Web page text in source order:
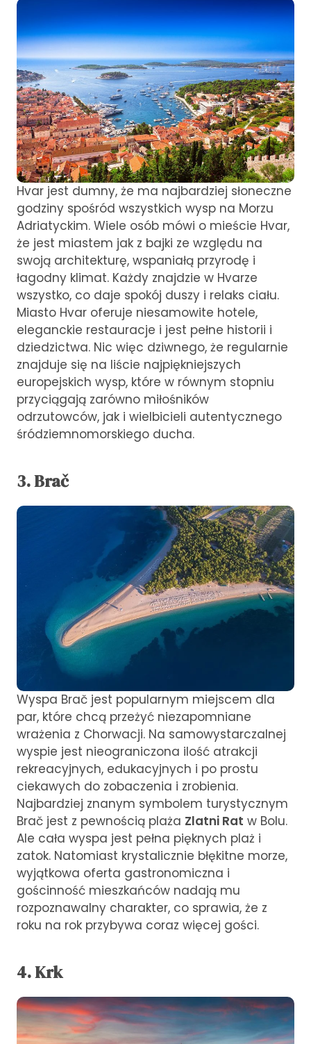
Hvar jest dumny, że ma najbardziej słoneczne
godziny spośród wszystkich wysp na Morzu
Adriatyckim. Wiele osób mówi o mieście Hvar,
że jest miastem jak z bajki ze względu na
swoją architekturę, wspaniałą przyrodę i
łagodny klimat. Każdy znajdzie w Hvarze
wszystko, co daje spokój duszy i relaks ciału.
Miasto Hvar oferuje niesamowite hotele,
eleganckie restauracje i jest pełne historii i
dziedzictwa. Nic więc dziwnego, że regularnie
znajduje się na liście najpiękniejszych
europejskich wysp, które w równym stopniu
przyciągają zarówno miłośników
odrzutowców, jak i wielbicieli autentycznego
śródziemnomorskiego ducha.
3. Brač
Wyspa Brač jest popularnym miejscem dla
par, które chcą przeżyć niezapomniane
wrażenia z Chorwacji. Na samowystarczalnej
wyspie jest nieograniczona ilość atrakcji
rekreacyjnych, edukacyjnych i po prostu
ciekawych do zobaczenia i zrobienia.
Najbardziej znanym symbolem turystycznym
Brač jest z pewnością plaża Zlatni Rat w Bolu.
Ale cała wyspa jest pełna pięknych plaż i
zatok. Natomiast krystalicznie błękitne morze,
wyjątkowa oferta gastronomiczna i
gościnność mieszkańców nadają mu
rozpoznawalny charakter, co sprawia, że ​​z
roku na rok przybywa coraz więcej gości.
4. Krk